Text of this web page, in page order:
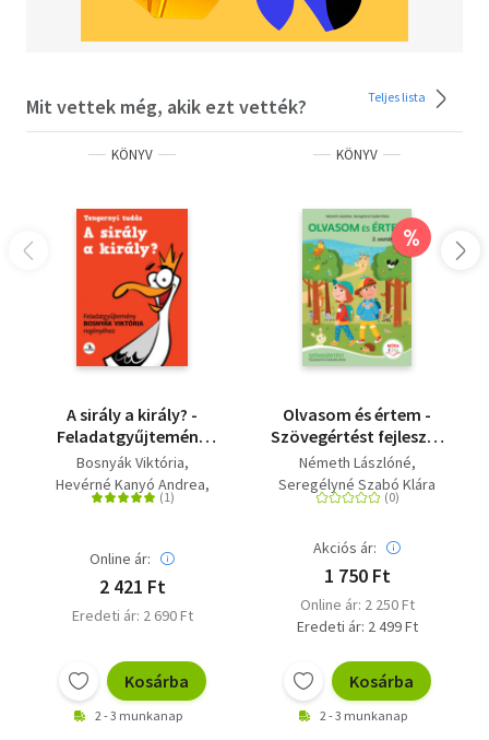
Mit vettek még, akik ezt vették? Teljes lista
KÖNYV
A sirály a király? -
Feladatgyűjtemény
Bosnyák Viktória
regényéhez
Bosnyák Viktória
Hevérné Kanyó Andrea
Dudás Győző
Online ár:
2 421 Ft
Eredeti ár: 2 690 Ft
Kosárba
2 - 3 munkanap
KÖNYV
%
Olvasom és értem -
Szövegértést fejlesztő
gyakorlatok - 2.
osztály
Németh Lászlóné
Seregélyné Szabó Klára
Akciós ár:
1 750 Ft
Online ár: 2 250 Ft
Eredeti ár: 2 499 Ft
Kosárba
2 - 3 munkanap